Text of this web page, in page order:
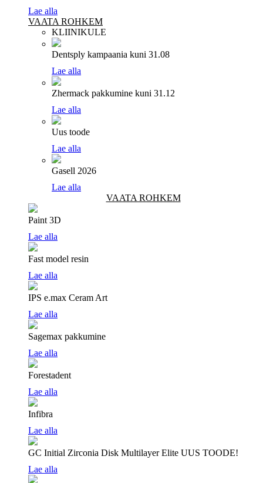
Lae alla
VAATA ROHKEM
KLIINIKULE
Dentsply kampaania kuni 31.08
Lae alla
Zhermack pakkumine kuni 31.12
Lae alla
Uus toode
Lae alla
Gasell 2026
Lae alla
VAATA ROHKEM
Paint 3D
Lae alla
Fast model resin
Lae alla
IPS e.max Ceram Art
Lae alla
Sagemax pakkumine
Lae alla
Forestadent
Lae alla
Infibra
Lae alla
GC Initial Zirconia Disk Multilayer Elite UUS TOODE!
Lae alla